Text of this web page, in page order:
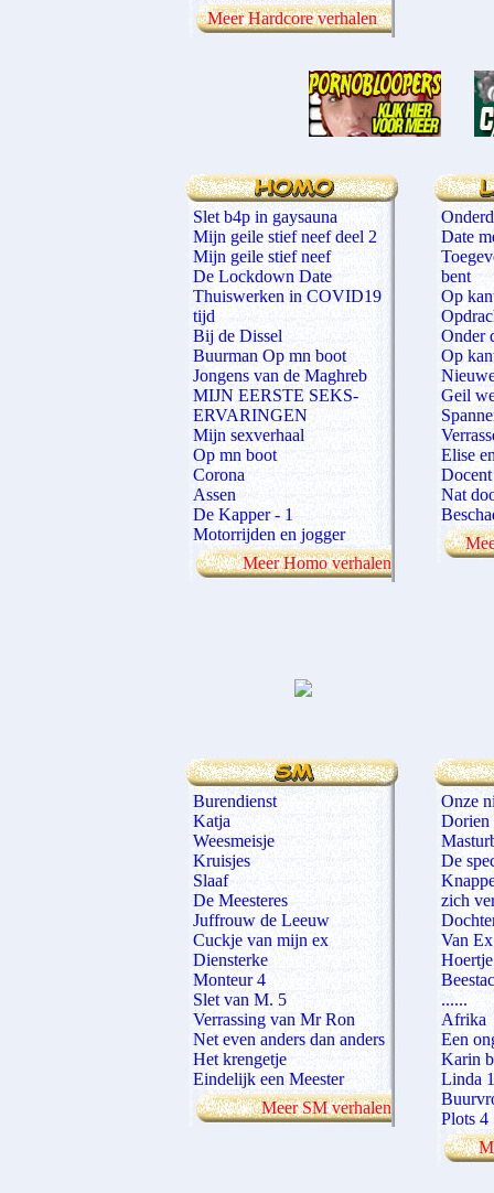
Meer Hardcore verhalen
Slet b4p in gaysauna
Mijn geile stief neef deel 2
Mijn geile stief neef
De Lockdown Date
Thuiswerken in COVID19
tijd
Bij de Dissel
Buurman Op mn boot
Jongens van de Maghreb
MIJN EERSTE SEKS-
ERVARINGEN
Mijn sexverhaal
Op mn boot
Corona
Assen
De Kapper - 1
Motorrijden en jogger
Meer Homo verhalen
Date
bent
Op
Onder
Op
Geil
Elise
Nat
Burendienst
Katja
Weesmeisje
Kruisjes
Slaaf
De Meesteres
Juffrouw de Leeuw
Cuckje van mijn ex
Diensterke
Monteur 4
Slet van M. 5
Verrassing van Mr Ron
Net even anders dan anders
Het krengetje
Eindelijk een Meester
Meer SM verhalen
Onze
Dorien
De
zich
Van
......
Afrika
Een
Karin
Linda 1
Plots 4